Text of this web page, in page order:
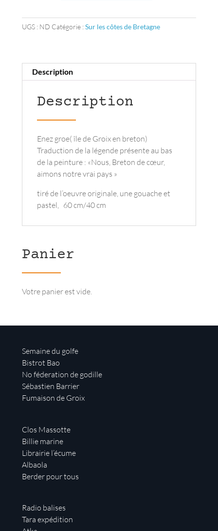
groe
UGS : ND Catégorie :Sur les côtes de Bretagne
Description
Description
Enez groe( île de Groix en breton)
Traduction de la légende présente au bas
de la peinture : «Nous, Breton de cœur,
aimons notre vrai pays »
tiré de l’oeuvre originale, une gouache et
pastel, 60 cm/40 cm
Panier
Votre panier est vide.
Semaine du golfe
Bistrot Bao
No féderation de godille
Sébastien Barrier
Fumaison de Groix
Clos Massotte
Billie marine
Librairie l’écume
Albaola
Berder pour tous
Radio balises
Tara expédition